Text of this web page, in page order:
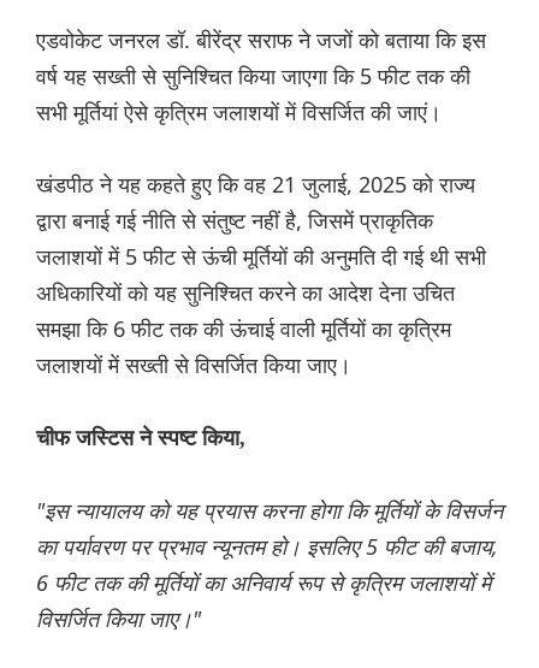
एडवोकेट जनरल डॉ. बीरेंद्र सराफ ने जजों को बताया कि इस
वर्ष यह सख्ती से सुनिश्चित किया जाएगा कि 5 फीट तक की
सभी मूर्तियां ऐसे कृत्रिम जलाशयों में विसर्जित की जाएं।
खंडपीठ ने यह कहते हुए कि वह 21 जुलाई, 2025 को राज्य
द्वारा बनाई गई नीति से संतुष्ट नहीं है, जिसमें प्राकृतिक
जलाशयों में 5 फीट से ऊंची मूर्तियों की अनुमति दी गई थी सभी
अधिकारियों को यह सुनिश्चित करने का आदेश देना उचित
समझा कि 6 फीट तक की ऊंचाई वाली मूर्तियों का कृत्रिम
जलाशयों में सख्ती से विसर्जित किया जाए।
चीफ जस्टिस ने स्पष्ट किया,
"इस न्यायालय को यह प्रयास करना होगा कि मूर्तियों के विसर्जन
का पर्यावरण पर प्रभाव न्यूनतम हो। इसलिए 5 फीट की बजाय,
6 फीट तक की मूर्तियों का अनिवार्य रूप से कृत्रिम जलाशयों में
विसर्जित किया जाए।"